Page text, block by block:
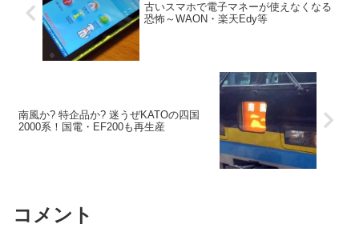
古いスマホで電子マネーが使えなくなる
恐怖～WAON・楽天Edy等
南風か? 特企品か? 迷うぜKATOの四国
2000系！国電・EF200も再生産
コメント